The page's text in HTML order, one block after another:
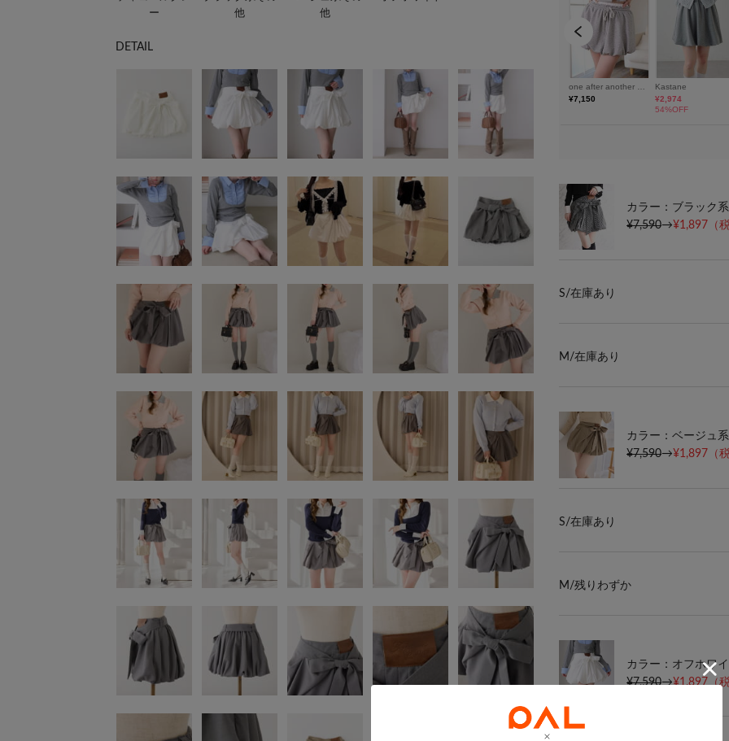
ー
他
他
DETAIL
カラー：ブラック
¥7,590→¥1,897 （
S/在庫あり
M/在庫あり
カラー：ベージュ
¥7,590→¥1,897 （
S/在庫あり
M/残りわずか
カラー：オフホワ
¥7,590→¥1,897 （